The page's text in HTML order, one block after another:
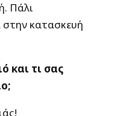
Πάλι
κατασκευή
και τι σας